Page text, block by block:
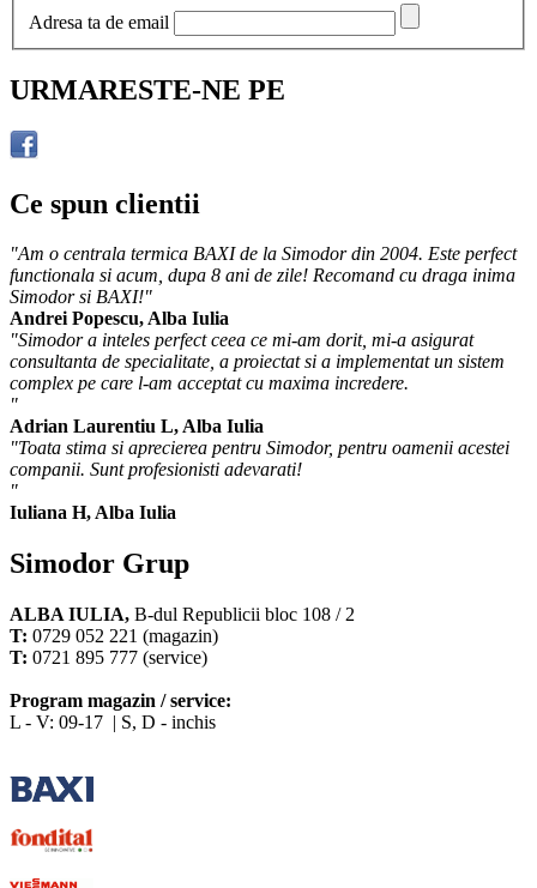
Adresa ta de email
URMARESTE-NE PE
Ce spun clientii
"Am o centrala termica BAXI de la Simodor din 2004. Este perfect
functionala si acum, dupa 8 ani de zile! Recomand cu draga inima
Simodor si BAXI!"
Andrei Popescu, Alba Iulia
"Simodor a inteles perfect ceea ce mi-am dorit, mi-a asigurat
consultanta de specialitate, a proiectat si a implementat un sistem
complex pe care l-am acceptat cu maxima incredere.
"
Adrian Laurentiu L, Alba Iulia
"Toata stima si aprecierea pentru Simodor, pentru oamenii acestei
companii. Sunt profesionisti adevarati!
"
Iuliana H, Alba Iulia
Simodor Grup
ALBA IULIA, B-dul Republicii bloc 108 / 2
T: 0729 052 221 (magazin)
T: 0721 895 777 (service)
Program magazin / service:
L - V: 09-17 | S, D - inchis